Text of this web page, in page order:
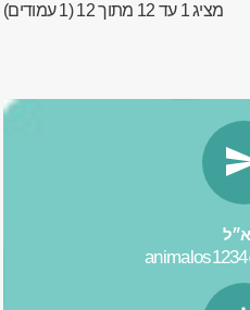
מציג 1 עד 12 מתוך 12 (1 עמודים)